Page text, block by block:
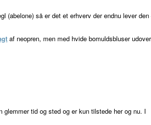
(abelone) så er det et erhverv der endnu lever den
af neopren, men med hvide bomuldsbluser
tid og sted og er kun tilstede her og nu. I